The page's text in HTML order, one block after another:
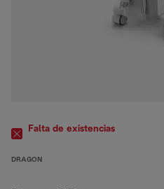
Falta de existencias
DRAGON